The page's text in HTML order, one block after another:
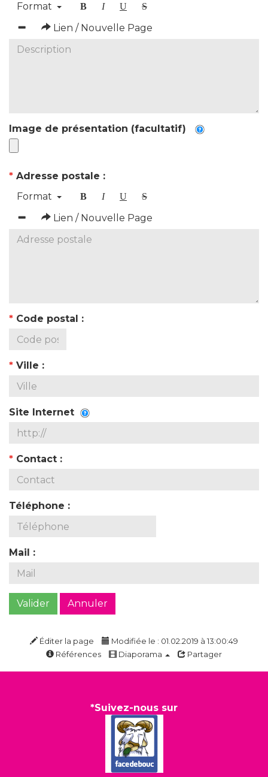
Format
B I U S
Lien / Nouvelle Page
Image de présentation (facultatif)
* Adresse postale :
Format
B I U S
Lien / Nouvelle Page
* Code postal :
* Ville :
Site Internet
* Contact :
Téléphone :
Mail :
Valider Annuler
Éditer la page
Modifiée le : 01.02.2019 à 13:00:49
Références
Diaporama Partager
*Suivez-nous sur